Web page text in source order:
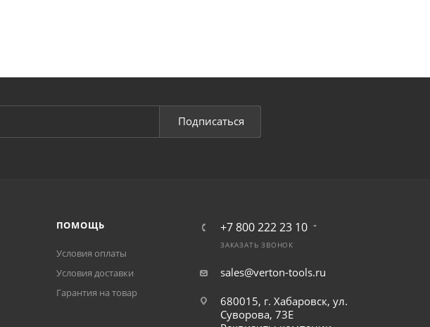
Подписаться
ПОМОЩЬ
Условия оплаты
Условия доставки
Гарантия на товар
+7 800 222 23 10
ЗАКАЗАТЬ ЗВОНОК
sales@verton-tools.ru
680015, г. Хабаровск, ул.
Суворова, 73Е